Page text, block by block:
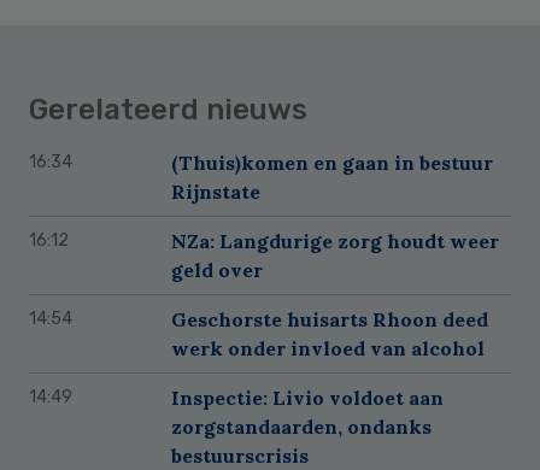
Gerelateerd nieuws
16:34
(Thuis)komen en gaan in bestuur
Rijnstate
16:12
NZa: Langdurige zorg houdt weer
geld over
14:54
Geschorste huisarts Rhoon deed
werk onder invloed van alcohol
14:49
Inspectie: Livio voldoet aan
zorgstandaarden, ondanks
bestuurscrisis